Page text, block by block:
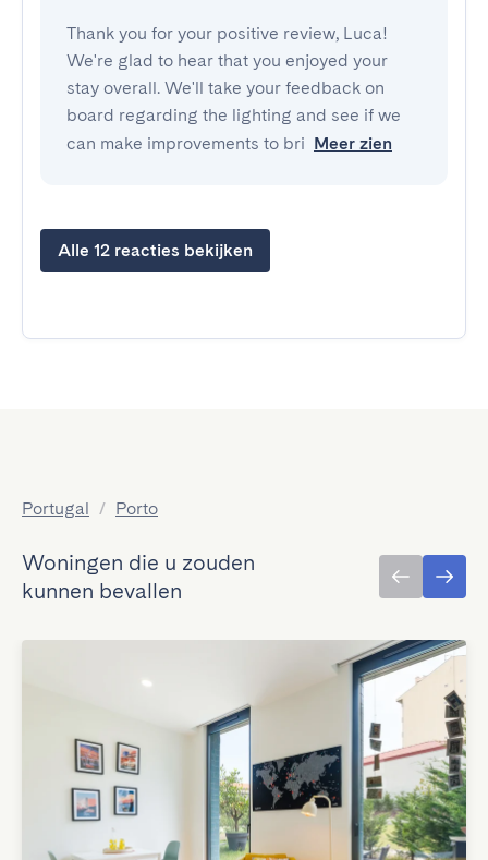
Thank you for your positive review, Luca!
We're glad to hear that you enjoyed your
stay overall. We'll take your feedback on
board regarding the lighting and see if we
can make improvements to bri Meer zien
Alle 12 reacties bekijken
Portugal / Porto
Woningen die u zouden
kunnen bevallen